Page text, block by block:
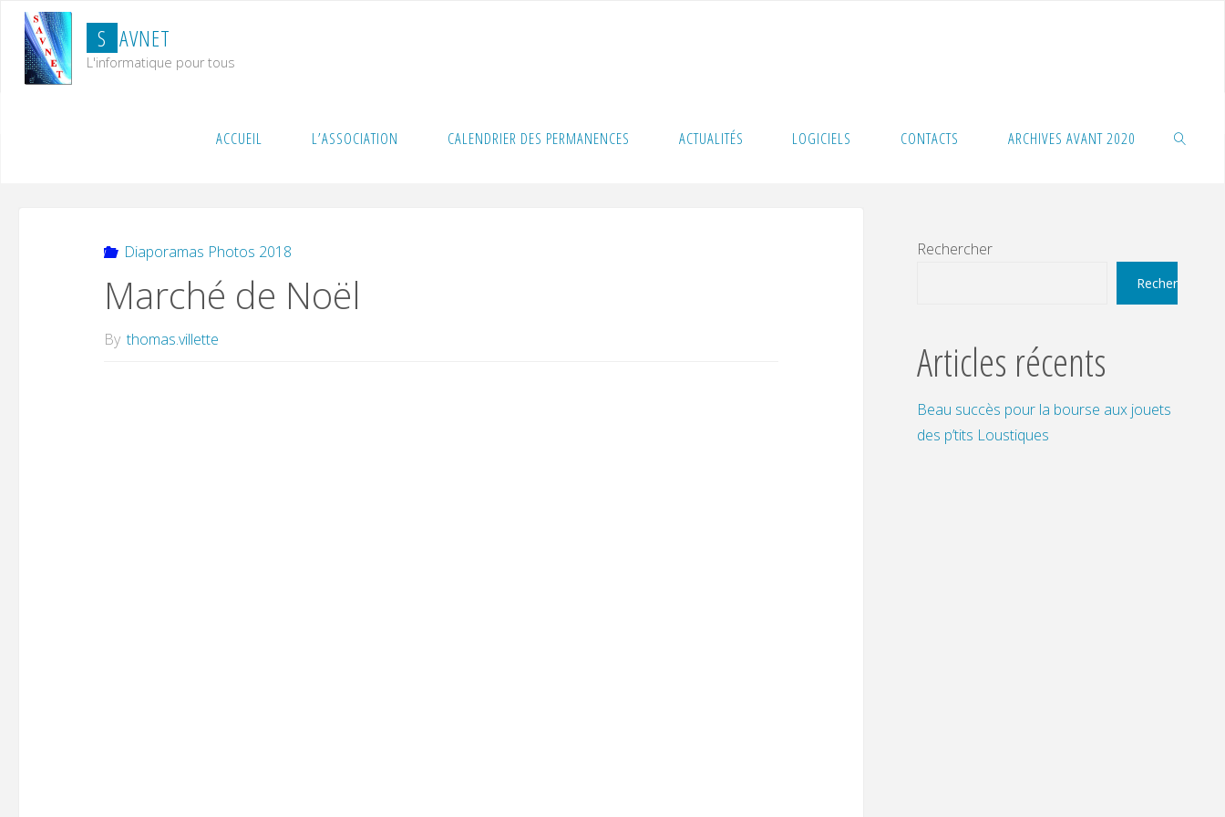
content
S AVNET
L'informatique pour tous
ACCUEIL L’ASSOCIATION CALENDRIER DES PERMANENCES ACTUALITÉS LOGICIELS CONTACTS ARCHIVES AVANT 2020
Diaporamas Photos 2018
Marché de Noël
By thomas.villette
Rechercher
Rechercher
Articles récents
Beau succès pour la bourse aux jouets
des p’tits Loustiques